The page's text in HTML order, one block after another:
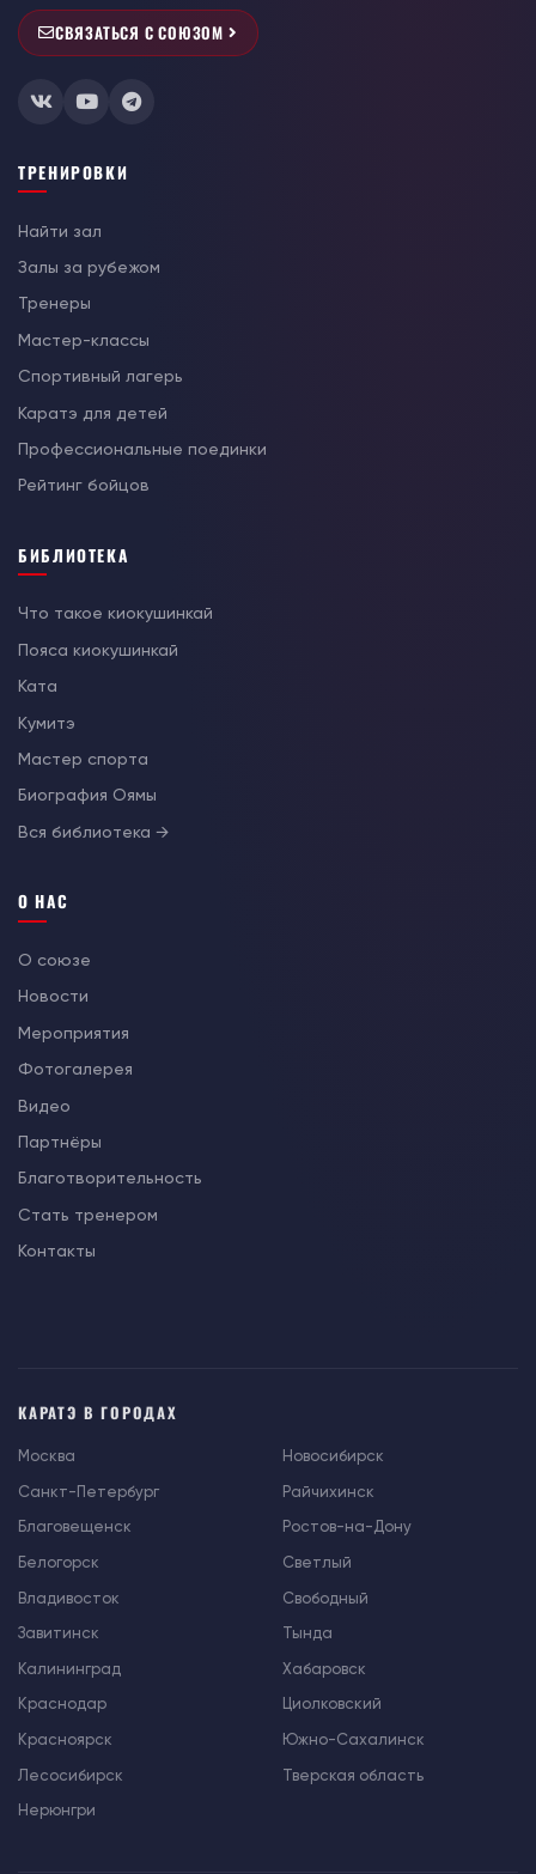
СВЯЗАТЬСЯ С СОЮЗОМ
ТРЕНИРОВКИ
Найти зал
Залы за рубежом
Тренеры
Мастер-классы
Спортивный лагерь
Каратэ для детей
Профессиональные поединки
Рейтинг бойцов
БИБЛИОТЕКА
Что такое киокушинкай
Пояса киокушинкай
Ката
Кумитэ
Мастер спорта
Биография Оямы
Вся библиотека →
О НАС
О союзе
Новости
Мероприятия
Фотогалерея
Видео
Партнёры
Благотворительность
Стать тренером
Контакты
КАРАТЭ В ГОРОДАХ
Москва
Санкт-Петербург
Благовещенск
Белогорск
Владивосток
Завитинск
Калининград
Краснодар
Красноярск
Лесосибирск
Нерюнгри
Новосибирск
Райчихинск
Ростов-на-Дону
Светлый
Свободный
Тында
Хабаровск
Циолковский
Южно-Сахалинск
Тверская область